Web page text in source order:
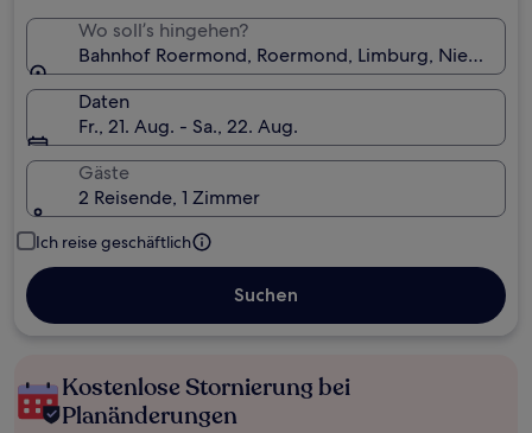
Wo soll’s hingehen?
Bahnhof Roermond, Roermond, Limburg,
Daten
Fr., 21. Aug. - Sa., 22. Aug.
Gäste
2 Reisende, 1 Zimmer
Ich reise geschäftlich
Suchen
Kostenlose Stornierung bei
Planänderungen